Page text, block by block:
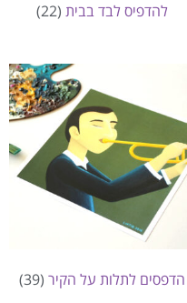
להדפיס לבד בבית (22)
הדפסים לתלות על הקיר (39)